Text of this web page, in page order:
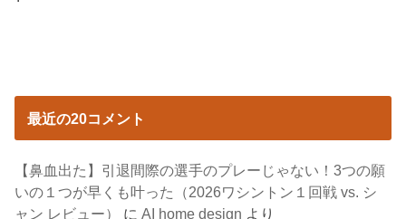
最近の20コメント
【鼻血出た】引退間際の選手のプレーじゃない！3つの願
いの１つが早くも叶った（2026ワシントン１回戦 vs. シ
ャン レビュー）
にAI home design より